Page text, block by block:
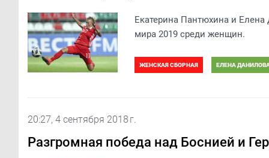
Екатерина Пантюхина и
мира 2019 среди женщин.
ЖЕНСКАЯ СБОРНАЯ ЕЛЕНА
20:27, 4 сентября 2018 г.
Разгромная победа над Боснией и